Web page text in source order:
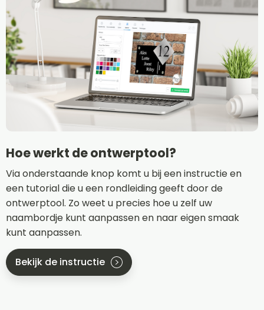
Hoe werkt de ontwerptool?
Via onderstaande knop komt u bij een instructie en
een tutorial die u een rondleiding geeft door de
ontwerptool. Zo weet u precies hoe u zelf uw
naambordje kunt aanpassen en naar eigen smaak
kunt aanpassen.
Bekijk de instructie